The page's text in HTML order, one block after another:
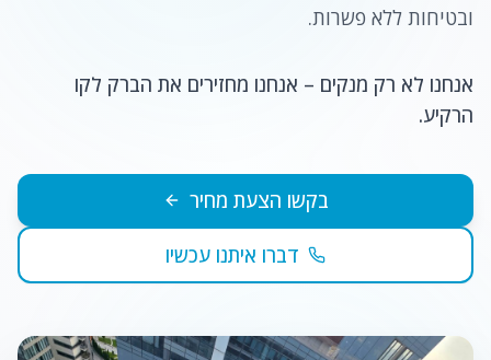
ובטיחות ללא פשרות.
אנחנו לא רק מנקים – אנחנו מחזירים את הברק לקו
הרקיע.
בקשו הצעת מחיר
דברו איתנו עכשיו